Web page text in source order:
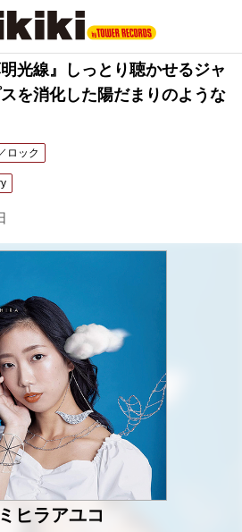
光線』しっとり聴かせるジャ
を消化した陽だまりのような
ロック
ヒラアユコ